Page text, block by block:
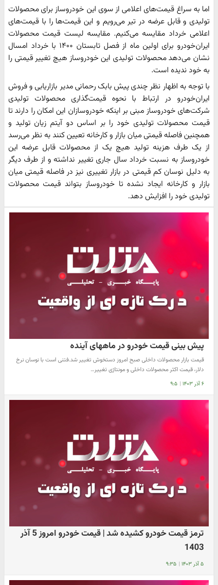
اما به سراغ قیمت‌های اعلامی از سوی این خودروساز برای محصولات
تولیدی و قابل عرضه در تیر می‌رویم و این قیمت‌ها را با قیمت‌های
اعلامی خرداد مقایسه می‌کنیم. مقایسه لیست قیمت محصولات
ایران‌خودرو برای اولین ماه از فصل تابستان ۱۴۰۰ با خرداد امسال
نشان می‌دهد محصولات تولیدی این خودروساز هیچ تغییر قیمتی را
به خود ندیده است.
با توجه به اظهار نظر چندی پیش بابک رحمانی مدیر بازاریابی و فروش
ایران‌خودرو در ارتباط با نحوه قیمت‌گذاری محصولات تولیدی
شرکت‌های خودروساز مبنی بر اینکه خودروسازان این امکان را دارند تا
قیمت محصولات تولیدی خود را بر اساس دو آیتم زیان تولید و
همچنین فاصله قیمتی میان بازار و کارخانه تعیین کنند به نظر می‌رسد
از یک طرف هزینه تولید هیچ یک از محصولات قابل عرضه این
خودروساز به نسبت خرداد سال جاری تغییر نداشته و از طرف دیگر
به دلیل نوسان کم قیمتی در بازار تغییری نیز در فاصله قیمتی میان
بازار و کارخانه ایجاد نشده تا خودروساز بتواند قیمت محصولات
تولیدی خود را افزایش دهد.
پیش بینی قیمت خودرو در ماههای آینده
قیمت بازار محصولات داخلی صبح امروز دستخوش تغییر شد.فتنی است با نوسان نرخ
دلار، قیمت اکثر محصولات داخلی و مونتاژی تغییر…
۶ آذر ۱۴۰۳ | ۹:۵
ترمز قیمت خودرو کشیده شد | قیمت خودرو امروز 5 آذر
1403
۵ آذر ۱۴۰۳ | ۹:۳۵